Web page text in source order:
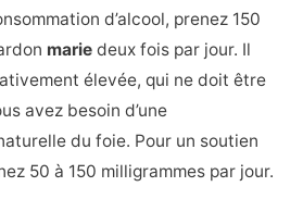
d’alcool, prenez 150
mariedeux fois par jour. Il
élevée, qui ne doit être
avez besoin d’une
du foie. Pour un soutien
50 à 150 milligrammes par jour.